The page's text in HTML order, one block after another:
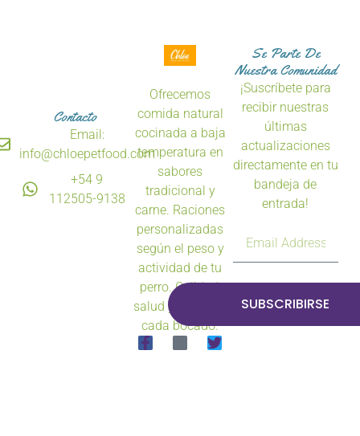
Ofrecemos
comida natural
cocinada a baja
temperatura en
sabores
tradicional y
carne. Raciones
personalizadas
según el peso y
actividad de tu
perro. Calidad,
salud y sabor en
cada bocado.
Contacto
Email:
info@chloepetfood.com
+54 9
112505-9138
Se Parte De
Nuestra Comunidad
¡Suscríbete para
recibir nuestras
últimas
actualizaciones
directamente en tu
bandeja de
entrada!
SUBSCRIBIRSE